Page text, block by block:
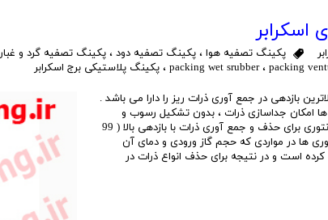
پکینگ تصفیه هوا ، پکینگ تصفیه دود ، پکینگ تصفیه گرد و غبار
packing wet srubber، packing ، پکینگ پلاستیکی برج اسکرابر
بازدهی در جمع آوری ذرات ریز را دارا می باشد .
ها امکان جداسازی ذرات ، بدون تشکیل رسوب و
گرفتگی را فراهم می کند . اسکرابر های ونتوری برای حذف و جمع آوری ذرات با بازدهی بالا ( 99
ها در مواردی که حجم گاز ورودی و دمای آن
کرده است و در نتیجه برای حذف انواع ذرات در